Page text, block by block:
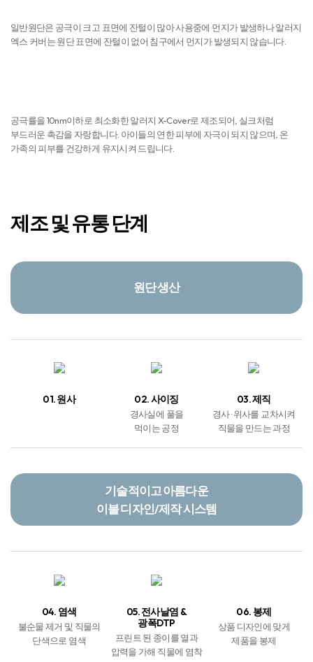
일반원단은 공극이 크고 표면에 잔털이 많아 사용중에 먼지가 발생하나 알러지
엑스 커버는 원단 표면에 잔털이 없어 침구에서 먼지가 발생되지 않습니다.
공극률을 10nm이하로 최소화한 알러지 X-Cover로 제조되어, 실크처럼
부드러운 촉감을 자랑합니다. 아이들의 연한 피부에 자극이 되지 않으며, 온
가족의 피부를 건강하게 유지시켜 드립니다.
제조 및 유통 단계
원단 생산
01. 원사 02. 사이징
경사실에 풀을
먹이는 공정
03. 제직
경사 · 위사를 교차시켜
직물을 만드는 과정
기술적이고 아름다운
이불 디자인/제작 시스템
04. 염색
불순물 제거 및 직물의
단색으로 염색
05. 전사날염 &
광폭DTP
프린트 된 종이를 열과
압력을 가해 직물에 염착
06. 봉제
상품 디자인에 맞게
제품을 봉제